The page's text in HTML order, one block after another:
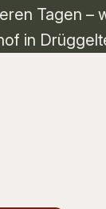
Tagen –
in